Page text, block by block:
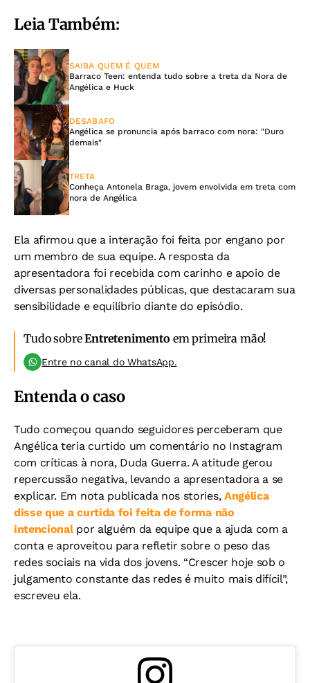
Leia Também:
SAIBA QUEM É QUEM
Barraco Teen: entenda tudo sobre a treta da Nora de
Angélica e Huck
DESABAFO
Angélica se pronuncia após barraco com nora: "Duro
demais"
TRETA
Conheça Antonela Braga, jovem envolvida em treta com
nora de Angélica
Ela afirmou que a interação foi feita por engano por
um membro de sua equipe. A resposta da
apresentadora foi recebida com carinho e apoio de
diversas personalidades públicas, que destacaram sua
sensibilidade e equilíbrio diante do episódio.
Tudo sobreEntretenimento em primeira mão!
Entre no canal do WhatsApp.
Entenda o caso
Tudo começou quando seguidores perceberam que
Angélica teria curtido um comentário no Instagram
com críticas à nora, Duda Guerra. A atitude gerou
repercussão negativa, levando a apresentadora a se
explicar. Em nota publicada nos stories, Angélica
disse que a curtida foi feita de forma não
intencionalpor alguém da equipe que a ajuda com a
conta e aproveitou para refletir sobre o peso das
redes sociais na vida dos jovens. “Crescer hoje sob o
julgamento constante das redes é muito mais difícil”,
escreveu ela.